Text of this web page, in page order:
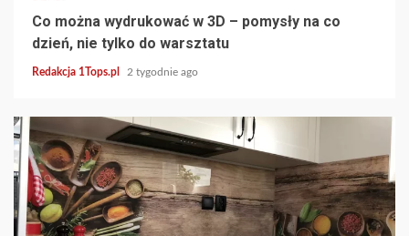
Co można wydrukować w 3D – pomysły na co
dzień, nie tylko do warsztatu
Redakcja 1Tops.pl 2 tygodnie ago